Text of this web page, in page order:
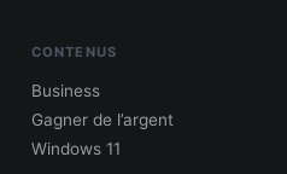
CONTENUS
Business
Gagner de l’argent
Windows 11